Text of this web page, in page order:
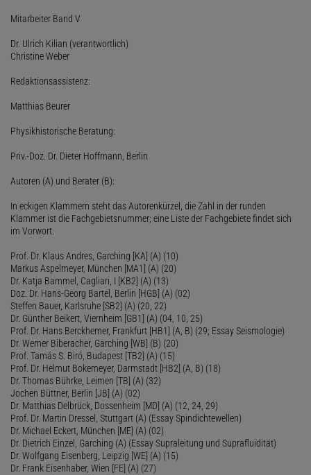
Mitarbeiter Band V
Dr. Ulrich Kilian (verantwortlich)
Christine Weber
Redaktionsassistenz:
Matthias Beurer
Physikhistorische Beratung:
Priv.-Doz. Dr. Dieter Hoffmann, Berlin
Autoren (A) und Berater (B):
In eckigen Klammern steht das Autorenkürzel, die Zahl in der runden
Klammer ist die Fachgebietsnummer; eine Liste der Fachgebiete findet sich
im Vorwort.
Prof. Dr. Klaus Andres, Garching [KA] (A) (10)
Markus Aspelmeyer, München [MA1] (A) (20)
Dr. Katja Bammel, Cagliari, I [KB2] (A) (13)
Doz. Dr. Hans-Georg Bartel, Berlin [HGB] (A) (02)
Steffen Bauer, Karlsruhe [SB2] (A) (20, 22)
Dr. Günther Beikert, Viernheim [GB1] (A) (04, 10, 25)
Prof. Dr. Hans Berckhemer, Frankfurt [HB1] (A, B) (29; Essay Seismologie)
Dr. Werner Biberacher, Garching [WB] (B) (20)
Prof. Tamás S. Biró, Budapest [TB2] (A) (15)
Prof. Dr. Helmut Bokemeyer, Darmstadt [HB2] (A, B) (18)
Dr. Thomas Bührke, Leimen [TB] (A) (32)
Jochen Büttner, Berlin [JB] (A) (02)
Dr. Matthias Delbrück, Dossenheim [MD] (A) (12, 24, 29)
Prof. Dr. Martin Dressel, Stuttgart (A) (Essay Spindichtewellen)
Dr. Michael Eckert, München [ME] (A) (02)
Dr. Dietrich Einzel, Garching (A) (Essay Supraleitung und Suprafluidität)
Dr. Wolfgang Eisenberg, Leipzig [WE] (A) (15)
Dr. Frank Eisenhaber, Wien [FE] (A) (27)